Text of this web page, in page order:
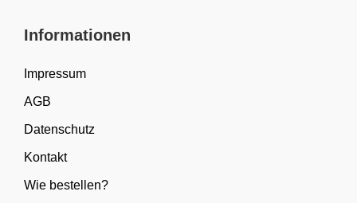
Informationen
Impressum
AGB
Datenschutz
Kontakt
Wie bestellen?